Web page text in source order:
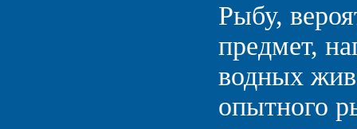
Рыбу,
предмет,
водных
опытного